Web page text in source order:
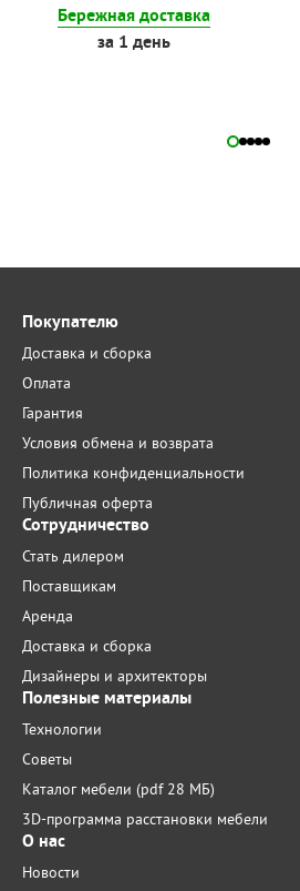
Бережная доставка
за 1 день
Покупателю
Доставка и сборка
Оплата
Гарантия
Условия обмена и возврата
Политика конфиденциальности
Публичная оферта
Сотрудничество
Стать дилером
Поставщикам
Аренда
Доставка и сборка
Дизайнеры и архитекторы
Полезные материалы
Технологии
Советы
Каталог мебели (pdf 28 МБ)
3D-программа расстановки мебели
О нас
Новости